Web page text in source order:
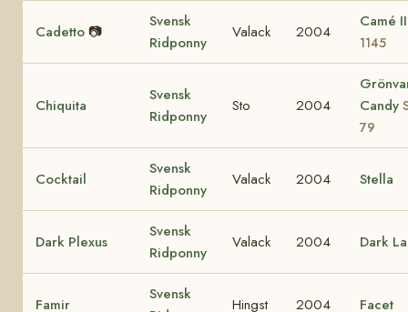
Cadetto 📷
Svensk
Ridponny
Valack 2004
Camé
1145
Chiquita
Svensk
Ridponny
Sto 2004
Candy
79
Cocktail
Svensk
Ridponny
Valack 2004 Stella
Dark Plexus
Svensk
Ridponny
Valack 2004 Dark
Famir
Svensk
Hingst 2004 Facet